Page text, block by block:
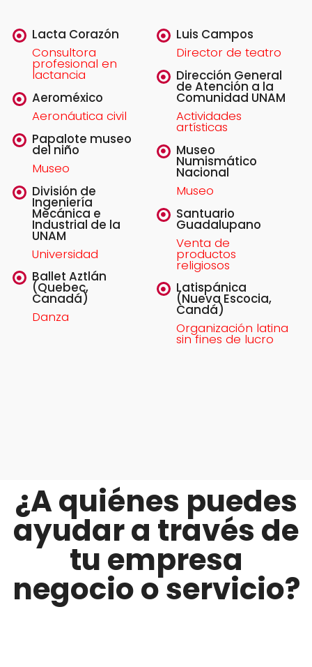
Lacta Corazón
Consultora
profesional en
lactancia
Aeroméxico
Aeronáutica civil
Papalote museo
del niño
Museo
División de
Ingeniería
Mecánica e
Industrial de la
UNAM
Universidad
Ballet Aztlán
(Quebec,
Canadá)
Danza
Luis Campos
Director de teatro
Dirección General
de Atención a la
Comunidad UNAM
Actividades
artísticas
Museo
Numismático
Nacional
Museo
Santuario
Guadalupano
Venta de
productos
religiosos
Latispánica
(Nueva Escocia,
Candá)
Organización latina
sin fines de lucro
¿A quiénes puedes
ayudar a través de
tu empresa
negocio o servicio?